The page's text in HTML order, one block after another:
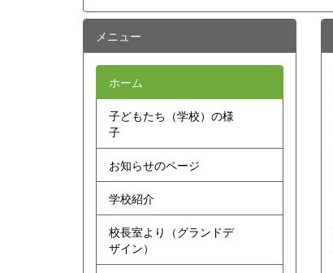
メニュー
ホーム
子どもたち（学校）の様
子
お知らせのページ
学校紹介
校長室より（グランドデ
ザイン）